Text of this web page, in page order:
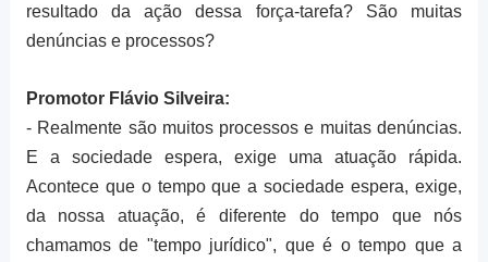
resultado da ação dessa força-tarefa? São muitas
denúncias e processos?
Promotor Flávio Silveira:
- Realmente são muitos processos e muitas denúncias.
E a sociedade espera, exige uma atuação rápida.
Acontece que o tempo que a sociedade espera, exige,
da nossa atuação, é diferente do tempo que nós
chamamos de "tempo jurídico", que é o tempo que a